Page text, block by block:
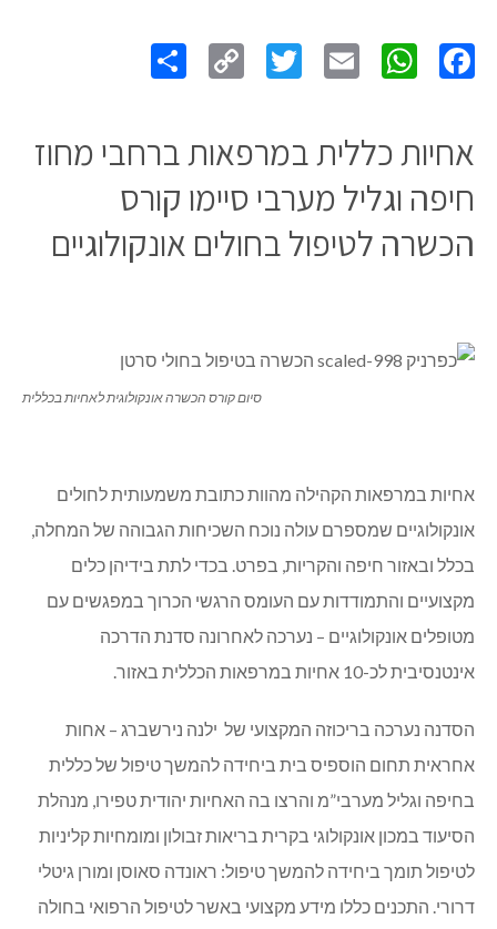
Link
אחיות כללית במרפאות ברחבי מחוז
חיפה וגליל מערבי סיימו קורס
הכשרה לטיפול בחולים אונקולוגיים
סיום קורס הכשרה אונקולוגית לאחיות בכללית
אחיות במרפאות הקהילה מהוות כתובת משמעותית לחולים
אונקולוגיים שמספרם עולה נוכח השכיחות הגבוהה של המחלה,
בכלל ובאזור חיפה והקריות, בפרט. בכדי לתת בידיהן כלים
מקצועיים והתמודדות עם העומס הרגשי הכרוך במפגשים עם
מטופלים אונקולוגיים – נערכה לאחרונה סדנת הדרכה
אינטנסיבית לכ-10 אחיות במרפאות הכללית באזור.
הסדנה נערכה בריכוזה המקצועי של ילנה נירשברג – אחות
אחראית תחום הוספיס בית ביחידה להמשך טיפול של כללית
בחיפה וגליל מערבי”מ והרצו בה האחיות יהודית טפירו, מנהלת
הסיעוד במכון אונקולוגי בקרית בריאות זבולון ומומחיות קליניות
לטיפול תומך ביחידה להמשך טיפול: ראונדה סאוסן ומורן גיטלי
דרורי. התכנים כללו מידע מקצועי באשר לטיפול הרפואי בחולה